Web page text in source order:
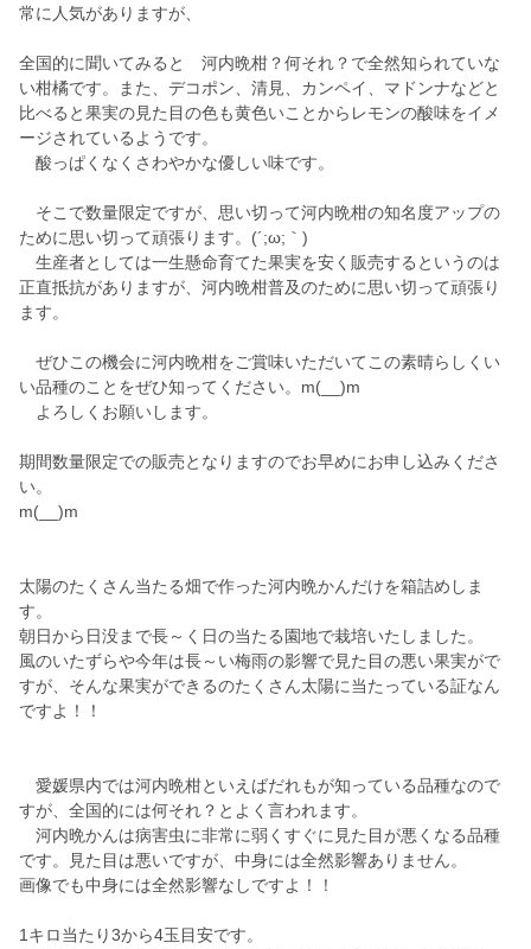
常に人気がありますが、
全国的に聞いてみると 河内晩柑？何それ？で全然知られていな
い柑橘です。また、デコポン、清見、カンペイ、マドンナなどと
比べると果実の見た目の色も黄色いことからレモンの酸味をイメ
ージされているようです。
酸っぱくなくさわやかな優しい味です。
そこで数量限定ですが、思い切って河内晩柑の知名度アップの
ために思い切って頑張ります。(´;ω;｀)
生産者としては一生懸命育てた果実を安く販売するというのは
正直抵抗がありますが、河内晩柑普及のために思い切って頑張り
ます。
ぜひこの機会に河内晩柑をご賞味いただいてこの素晴らしくい
い品種のことをぜひ知ってください。m(__)m
よろしくお願いします。
期間数量限定での販売となりますのでお早めにお申し込みくださ
い。
m(__)m
太陽のたくさん当たる畑で作った河内晩かんだけを箱詰めしま
す。
朝日から日没まで長～く日の当たる園地で栽培いたしました。
風のいたずらや今年は長～い梅雨の影響で見た目の悪い果実がで
すが、そんな果実ができるのたくさん太陽に当たっている証なん
ですよ！！
愛媛県内では河内晩柑といえばだれもが知っている品種なので
すが、全国的には何それ？とよく言われます。
河内晩かんは病害虫に非常に弱くすぐに見た目が悪くなる品種
です。見た目は悪いですが、中身には全然影響ありません。
画像でも中身には全然影響なしですよ！！
1キロ当たり3から4玉目安です。